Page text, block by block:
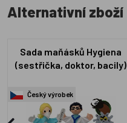
Alternativní zboží
Sada maňásků Hygiena
(sestřička, doktor, bacily)
Český výrobek